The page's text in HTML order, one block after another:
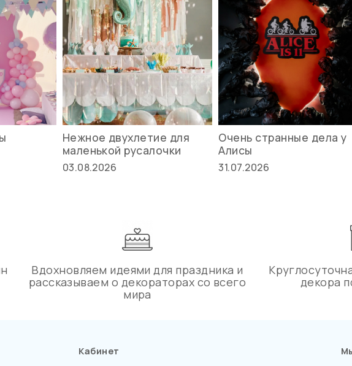
Нежное двухлетие для
маленькой русалочки
03.08.2026
Очень странные дела у
Алисы
31.07.2026
Вдохновляем идеями для праздника и
рассказываем о декораторах со всего
мира
декора
Кабинет